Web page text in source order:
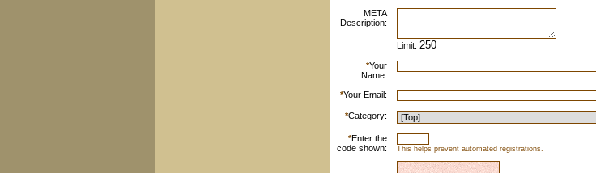
META
Description:
Limit:
*Your
Name:
*Your Email:
*Category:
*Enter the
code shown:
This helps prevent automated registrations.